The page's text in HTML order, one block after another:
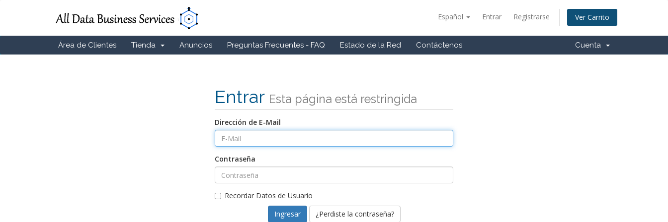
Español Entrar Registrarse Ver Carrito
Área de Clientes Tienda Anuncios Preguntas Frecuentes - FAQ Estado de la Red Contáctenos Cuenta
Entrar Esta página está restringida
Dirección de E-Mail
Contraseña
Recordar Datos de Usuario
¿Perdiste la contraseña?